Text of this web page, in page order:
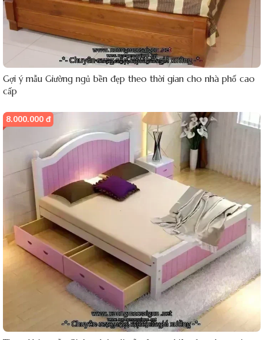
Gợi ý mẫu Giường ngủ bền đẹp theo thời gian cho nhà phố cao
cấp
8.000.000 đ